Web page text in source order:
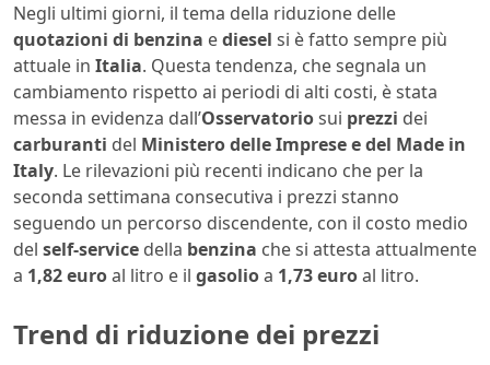
Negli ultimi giorni, il tema della riduzione delle
quotazioni di benzina ediesel si è fatto sempre più
attuale in Italia. Questa tendenza, che segnala un
cambiamento rispetto ai periodi di alti costi, è stata
messa in evidenza dall’Osservatoriosui prezzi dei
carburanti del Ministero delle Imprese e del Made in
Italy. Le rilevazioni più recenti indicano che per la
seconda settimana consecutiva i prezzi stanno
seguendo un percorso discendente, con il costo medio
del self-service della benzina che si attesta attualmente
a 1,82 euroal litro e il gasolioa 1,73 euroal litro.
Trend di riduzione dei prezzi